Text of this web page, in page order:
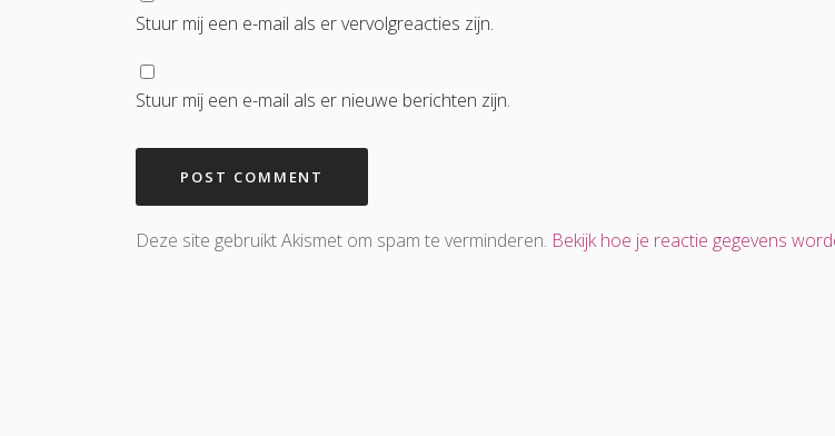
Stuur mij een e-mail als er vervolgreacties zijn.
Stuur mij een e-mail als er nieuwe berichten zijn.
Deze site gebruikt Akismet om spam te verminderen. Bekijk hoe je reactie gegevens